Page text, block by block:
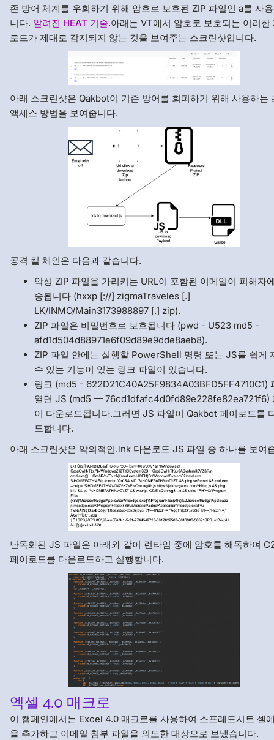
존 방어 체계를 우회하기 위해 암호로 보호된 ZIP 파일인 a를 사
니다. 알려진 HEAT 기술.아래는 VT에서 암호로 보호되는 이러한
로드가 제대로 감지되지 않는 것을 보여주는 스크린샷입니다.
아래 스크린샷은 Qakbot이 기존 방어를 회피하기 위해 사용하는
액세스 방법을 보여줍니다.
공격 킬 체인은 다음과 같습니다.
악성 ZIP 파일을 가리키는 URL이 포함된 이메일이 피해자
송됩니다 (hxxp [://] zigmaTraveles [.]
LK/INMO/Main3173988897 [.] zip).
ZIP 파일은 비밀번호로 보호됩니다 (pwd - U523 md5 -
afd1d504d88971e6f09d89e9dde8aeb8).
ZIP 파일 안에는 실행할 PowerShell 명령 또는 JS를 쉽게
수 있는 기능이 있는 링크 파일이 있습니다.
링크 (md5 - 622D21C40A25F9834A03BFD5FF4710C1)
열면 JS (md5 — 76cd1dfafc4d0fd89e228fe82ea721f6)
이 다운로드됩니다.그러면 JS 파일이 Qakbot 페이로드를
드합니다.
아래 스크린샷은 악의적인.lnk 다운로드 JS 파일 중 하나를 보여
난독화된 JS 파일은 아래와 같이 런타임 중에 암호를 해독하여
페이로드를 다운로드하고 실행합니다.
엑셀 4.0 매크로
이 캠페인에서는 Excel 4.0 매크로를 사용하여 스프레드시트 셀
을 추가하고 이메일 첨부 파일을 의도한 대상으로 보냈습니다.